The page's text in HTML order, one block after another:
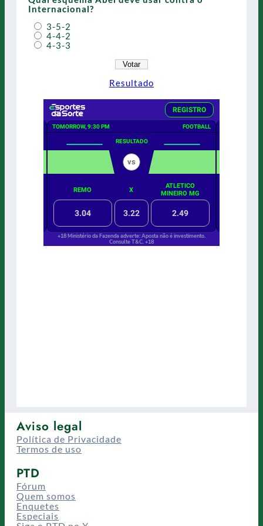
Internacional?
3-5-2
4-4-2
4-3-3
Resultado
Aviso legal
Política de Privacidade
Termos de uso
PTD
Fórum
Quem somos
Enquetes
Especiais